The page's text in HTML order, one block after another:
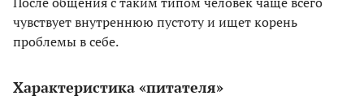
чувствует внутреннюю пустоту и ищет корень
проблемы в себе.
Характеристика «питателя»